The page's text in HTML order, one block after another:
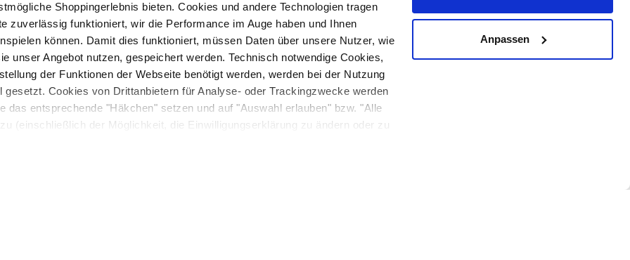
Shoppingerlebnis bieten. Cookies und andere Technologien tragen
zuverlässig funktioniert, wir die Performance im Auge haben und Ihnen
können. Damit dies funktioniert, müssen Daten über unsere Nutzer, wie
unser Angebot nutzen, gespeichert werden. Technisch notwendige Cookies,
der Funktionen der Webseite benötigt werden, werden bei der Nutzung
gesetzt. Cookies von Drittanbietern für Analyse- oder Trackingzwecke werden
das entsprechende "Häkchen" setzen und auf "Auswahl erlauben" bzw. "Alle
(einschließlich der Möglichkeit, die Einwilligungserklärung zu ändern oder zu
Anpassen
Kauf auf Rechnung
AGB
Zahlungsarten
Datenschutz
AWG CARD Teilnahmebedingungen
Geschichte